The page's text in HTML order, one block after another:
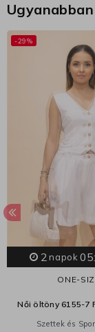
-29%
2 napok
ONE-
Női öltöny 6155-7
Szettek és